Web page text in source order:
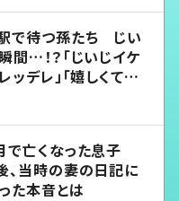
で待つ孫たち じい
間…！？「じいじイケ
ッデレ」「嬉しくて可
で亡くなった息子
、当時の妻の日記に
た本音とは